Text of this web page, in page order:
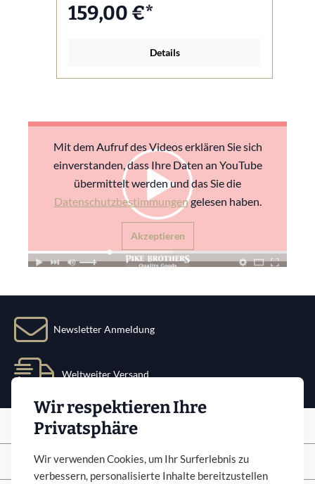
159,00 €*
Details
Mit dem Aufruf des Videos erklären Sie sich
einverstanden, dass Ihre Daten an YouTube
übermittelt werden und das Sie die
Datenschutzbestimmungengelesen haben.
Akzeptieren
Newsletter Anmeldung
Weltweiter Versand
Service
Info
Wir respektieren Ihre
Privatsphäre
Wir verwenden Cookies, um Ihr Surferlebnis zu
verbessern, personalisierte Inhalte bereitzustellen